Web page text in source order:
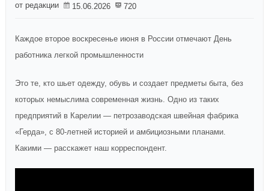
от редакции 15.06.2026 720
Каждое второе воскресенье июня в России отмечают День
работника легкой промышленности
Это те, кто шьет одежду, обувь и создает предметы быта, без
которых немыслима современная жизнь. Одно из таких
предприятий в Карелии — петрозаводская швейная фабрика
«Герда», с 80-летней историей и амбициозными планами.
Какими — расскажет наш корреспондент.